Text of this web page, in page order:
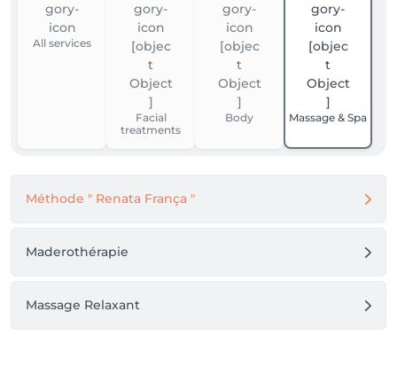
• Soins du visage avancés avec technologies
esthétiques
Je travaille avec différentes technologies de pointe
telles que la radiofréquence, les ultrasons,
l'oxygénothérapie et l'ultrasonic skin scrubber, afin
d'améliorer la qualité de la peau, de favoriser le bien-
être et d'accompagner chaque cliente dans l'atteinte
Mon objectif est de vous offrir bien plus qu'un soin :
centre de toutes les attentions.
All services
Facial
treatments
Body Massage & Spa
Méthode " Renata França "
Maderothérapie
Massage Relaxant